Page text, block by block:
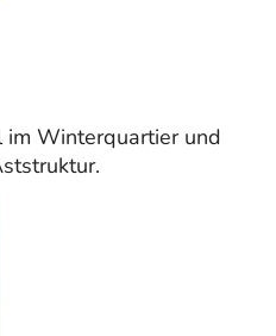
im Winterquartier und